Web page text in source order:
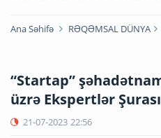
Ana Səhifə RƏQƏMSAL DÜNYA
“Startap”
üzrə Ekspertlər
21-07-2023 22:56